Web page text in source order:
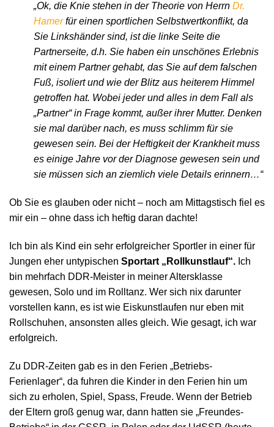
„Ok, die Knie stehen in der Theorie von Herrn Dr.
Hamerfür einen sportlichen Selbstwertkonflikt, da
Sie Linkshänder sind, ist die linke Seite die
Partnerseite, d.h. Sie haben ein unschönes Erlebnis
mit einem Partner gehabt, das Sie auf dem falschen
Fuß, isoliert und wie der Blitz aus heiterem Himmel
getroffen hat. Wobei jeder und alles in dem Fall als
„Partner“ in Frage kommt, außer ihrer Mutter. Denken
sie mal darüber nach, es muss schlimm für sie
gewesen sein. Bei der Heftigkeit der Krankheit muss
es einige Jahre vor der Diagnose gewesen sein und
sie müssen sich an ziemlich viele Details erinnern…“
Ob Sie es glauben oder nicht – noch am Mittagstisch fiel es
mir ein – ohne dass ich heftig daran dachte!
Ich bin als Kind ein sehr erfolgreicher Sportler in einer für
Jungen eher untypischen Sportart „Rollkunstlauf“. Ich
bin mehrfach DDR-Meister in meiner Altersklasse
gewesen, Solo und im Rolltanz. Wer sich nix darunter
vorstellen kann, es ist wie Eiskunstlaufen nur eben mit
Rollschuhen, ansonsten alles gleich. Wie gesagt, ich war
erfolgreich.
Zu DDR-Zeiten gab es in den Ferien „Betriebs-
Ferienlager“, da fuhren die Kinder in den Ferien hin um
sich zu erholen, Spiel, Spass, Freude. Wenn der Betrieb
der Eltern groß genug war, dann hatten sie „Freundes-